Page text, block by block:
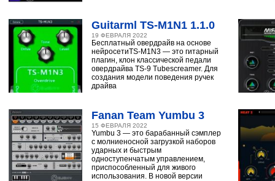
Guitarml TS-M1N1 1.1.0
19 ФЕВРАЛЯ 2022
Бесплатный овердрайв на основе
нейросетиTS-M1N3 — это гитарный
плагин, клон классической педали
овердрайва TS-9 Tubescreamer. Для
создания модели поведения ручек
драйва
Fanan Team Yumbu 3
15 ФЕВРАЛЯ 2022
Yumbu 3 — это барабанный сэмплер
с молниеносной загрузкой наборов
ударных и быстрым
одноступенчатым управлением,
приспособленный для живого
использования. В новой версии